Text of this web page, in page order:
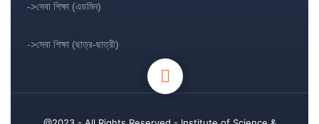
->সেবা শিক্ষা (এডমিন)
->সেবা শিক্ষা (ছাত্র-ছাত্রী)